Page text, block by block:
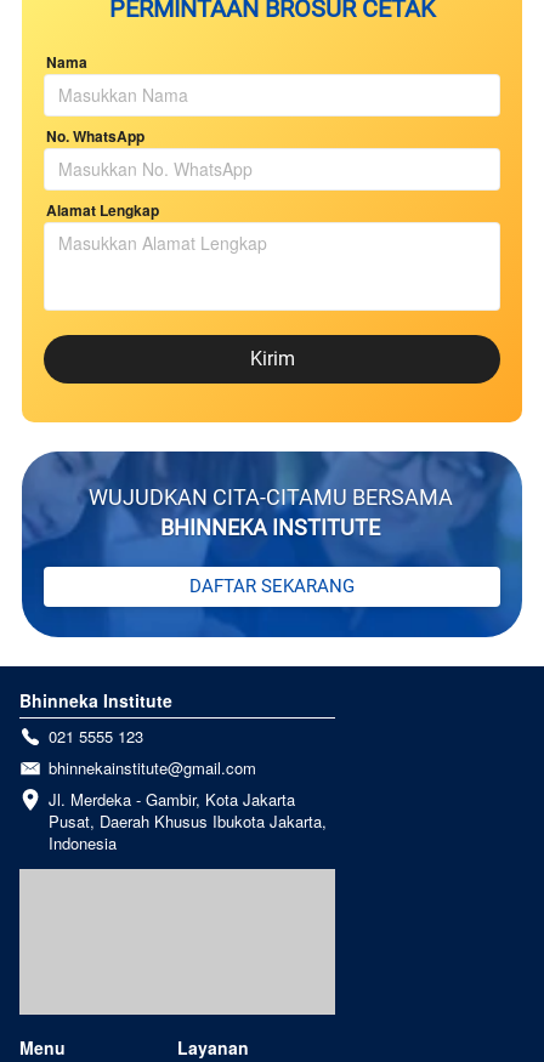
PERMINTAAN BROSUR CETAK
Nama
No. WhatsApp
Alamat Lengkap
`Kirim
BHINNEKA INSTITUTE
`DAFTAR SEKARANG
Bhinneka Institute
021 5555 123
bhinnekainstitute@gmail.com
Jl. Merdeka - Gambir, Kota Jakarta
Pusat, Daerah Khusus Ibukota Jakarta,
Indonesia
Menu Layanan